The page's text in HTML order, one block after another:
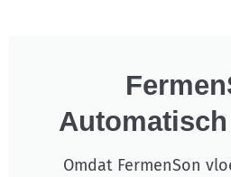
Omdat FermenSon